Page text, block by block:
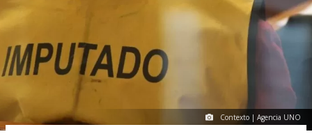
Contexto | Agencia UNO